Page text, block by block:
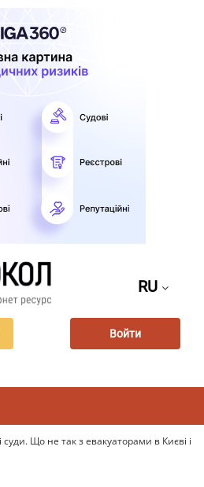
RU
Войти
Що не так з евакуаторами в Києві і